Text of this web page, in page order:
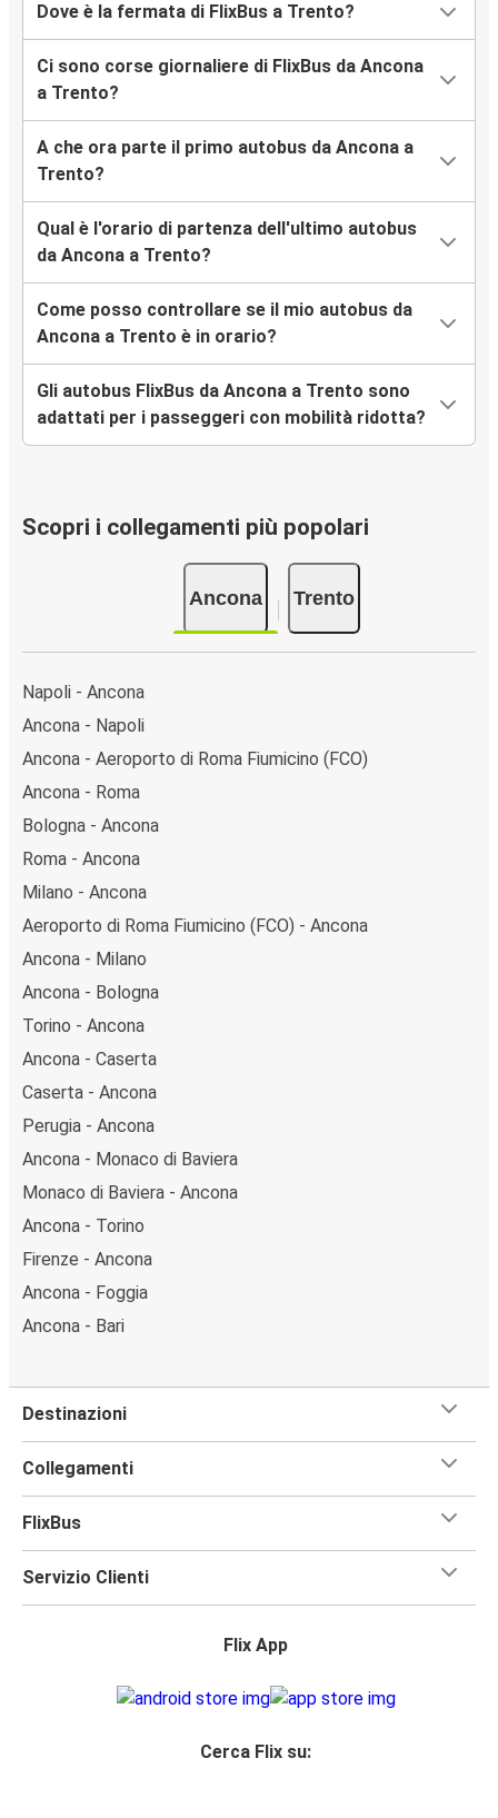
Dove è la fermata di FlixBus a Trento?
Ci sono corse giornaliere di FlixBus da Ancona
a Trento?
A che ora parte il primo autobus da Ancona a
Trento?
Qual è l'orario di partenza dell'ultimo autobus
da Ancona a Trento?
Come posso controllare se il mio autobus da
Ancona a Trento è in orario?
Gli autobus FlixBus da Ancona a Trento sono
adattati per i passeggeri con mobilità ridotta?
Scopri i collegamenti più popolari
Ancona Trento
Napoli - Ancona
Ancona - Napoli
Ancona - Aeroporto di Roma Fiumicino (FCO)
Ancona - Roma
Bologna - Ancona
Roma - Ancona
Milano - Ancona
Aeroporto di Roma Fiumicino (FCO) - Ancona
Ancona - Milano
Ancona - Bologna
Torino - Ancona
Ancona - Caserta
Caserta - Ancona
Perugia - Ancona
Ancona - Monaco di Baviera
Monaco di Baviera - Ancona
Ancona - Torino
Firenze - Ancona
Ancona - Foggia
Ancona - Bari
Destinazioni
Collegamenti
FlixBus
Servizio Clienti
Flix App
Cerca Flix su: